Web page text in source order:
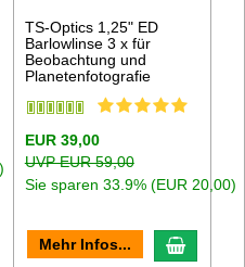
Warenkorb
TS-Optics 1,25" ED
Barlowlinse 3 x für
Beobachtung und
Planetenfotografie
EUR 39,00
UVP EUR 59,00
Sie sparen 33.9% (EUR 20,00)
Mehr Infos... In den